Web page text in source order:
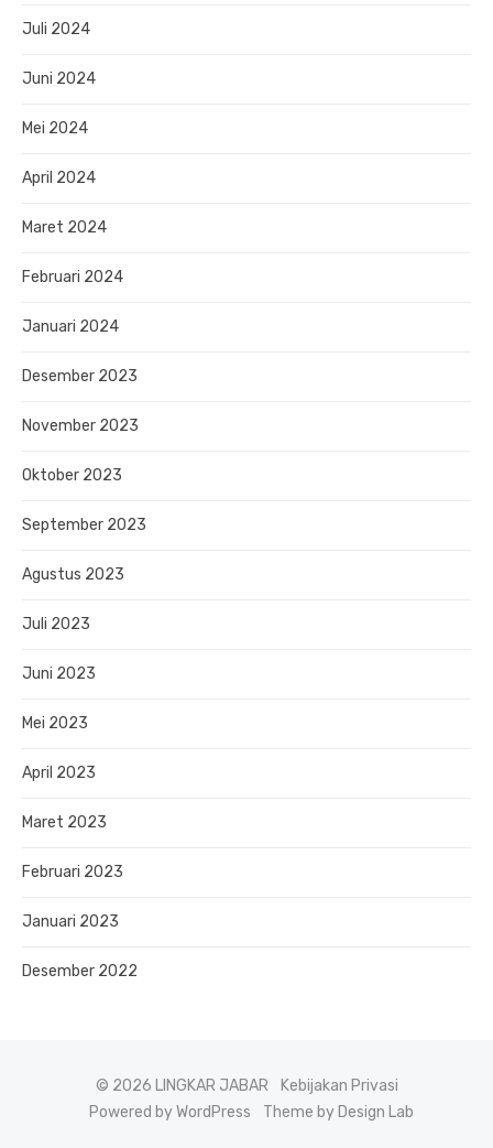
Juli 2024
Juni 2024
Mei 2024
April 2024
Maret 2024
Februari 2024
Januari 2024
Desember 2023
November 2023
Oktober 2023
September 2023
Agustus 2023
Juli 2023
Juni 2023
Mei 2023
April 2023
Maret 2023
Februari 2023
Januari 2023
Desember 2022
© 2026 LINGKAR JABAR
Kebijakan Privasi
Powered by WordPress
Theme by Design Lab